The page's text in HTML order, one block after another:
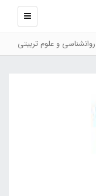
نمایش
روانشناسی و علوم تربیتی